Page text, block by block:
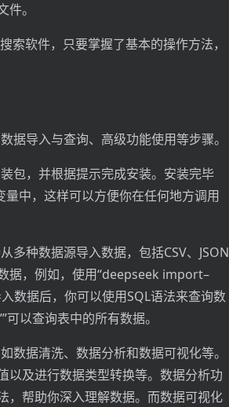
。
软件，只要掌握了基本的操作方法，
据导入与查询、高级功能使用等步骤。
包，并根据提示完成安装。安装完毕
中，这样可以方便你在任何地方调用
多种数据源导入数据，包括CSV、JSON
据，例如，使用“deepseek import–
数据后，你可以使用SQL语法来查询数
以查询表中的所有数据。
数据清洗、数据分析和数据可视化等。
以及进行数据类型转换等。数据分析功
，帮助你深入理解数据。而数据可视化